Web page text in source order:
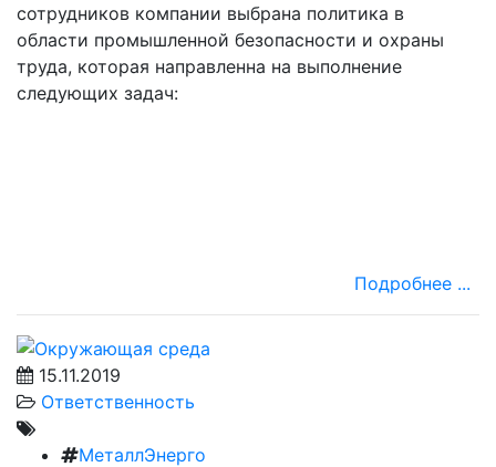
сотрудников компании выбрана политика в
области промышленной безопасности и охраны
труда, которая направленна на выполнение
следующих задач:
Подробнее ...
15.11.2019
Ответственность
МеталлЭнерго